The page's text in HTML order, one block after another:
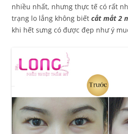
nhiều nhất, nhưng thực tế có rất
trạng lo lắng không biết cắt mắt 2
khi hết sưng có được đẹp như ý